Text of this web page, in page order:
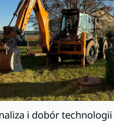
i dobór technologii